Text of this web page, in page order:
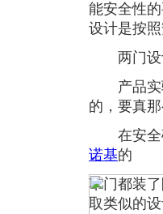
能安全性
设计是按
两门设
产品实验
的，要真那
在安全碰
诺基的
车门都装
取类似的